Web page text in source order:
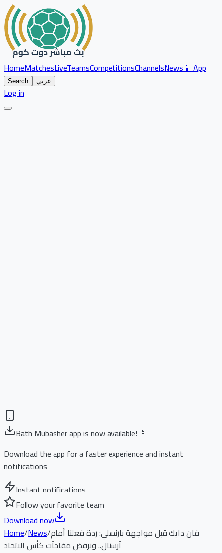
HomeMatchesLiveTeamsCompetitionsChannelsNews📱 App
Search عربي
Log in
Bath Mubasher app is now available! 📱
Download the app for a faster experience and instant
notifications
Instant notifications
Follow your favorite team
Download now
Home/News/فان دايك قبل مواجهة بارنسلي: ردة فعلنا أمام
آرسنال.. ونرفض مفاجآت كأس الاتحاد